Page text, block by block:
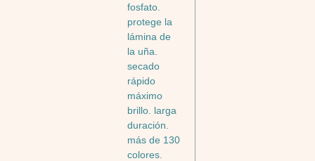
fosfato.
protege la
lámina de
la uña.
secado
rápido
máximo
brillo. larga
duración.
más de 130
colores.